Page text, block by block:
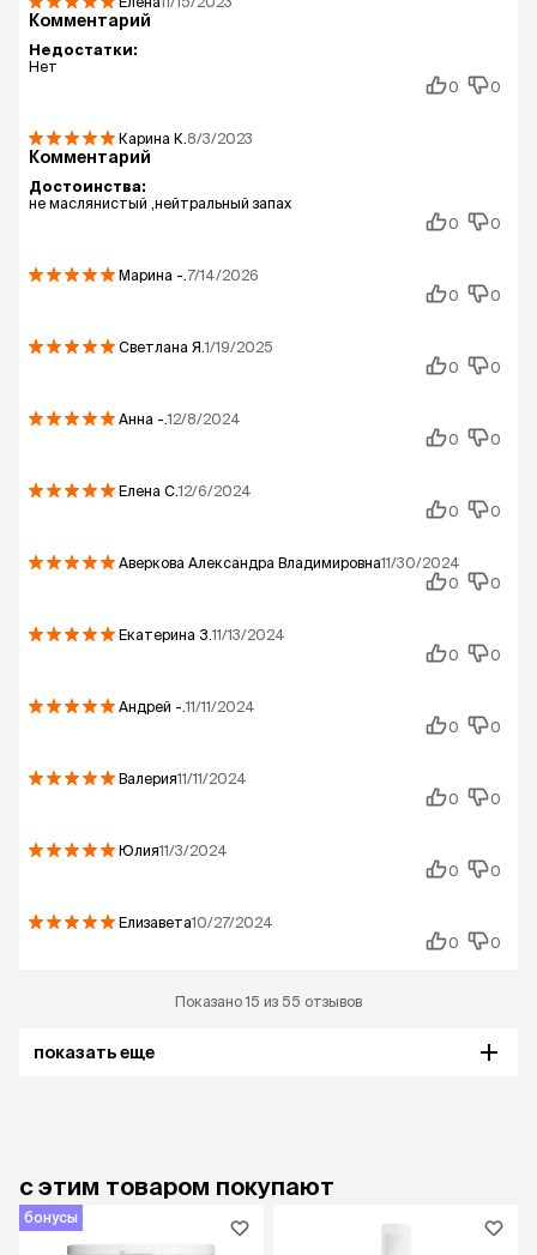
Комментарий
Недостатки:
Нет
0
0
Карина К. 8/3/2023
Комментарий
Достоинства:
не маслянистый ,нейтральный запах
0
0
Марина -. 7/14/2026
0
0
Светлана Я.1/19/2025
0
0
Анна -.12/8/2024
0
0
Елена С.12/6/2024
0
0
Аверкова Александра Владимировна11/30/2024
0
0
Екатерина З.11/13/2024
0
0
Андрей -.11/11/2024
0
0
Валерия11/11/2024
0
0
Юлия11/3/2024
0
0
Елизавета10/27/2024
0
0
Показано 15 из 55 отзывов
показать еще
с этим товаром покупают
бонусы